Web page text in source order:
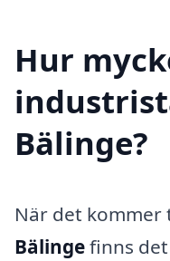
Hur
Bälinge?
När det kommer
Bälingefinns